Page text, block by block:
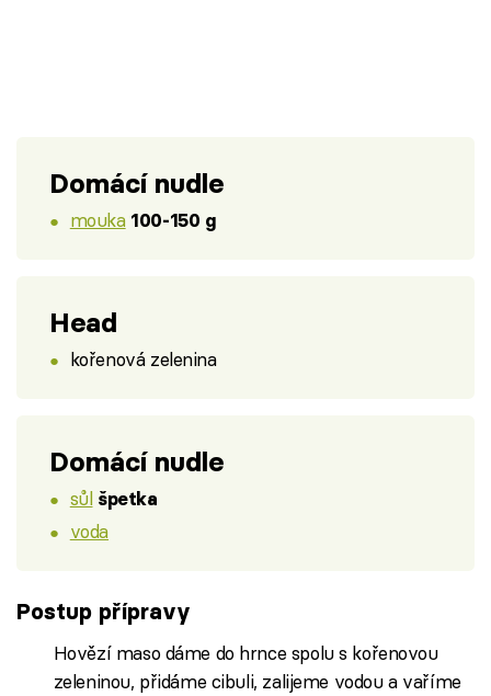
Domácí nudle
mouka 100-150 g
Head
kořenová zelenina
Domácí nudle
sůl špetka
voda
Postup přípravy
Hovězí maso dáme do hrnce spolu s kořenovou
zeleninou, přidáme cibuli, zalijeme vodou a vaříme